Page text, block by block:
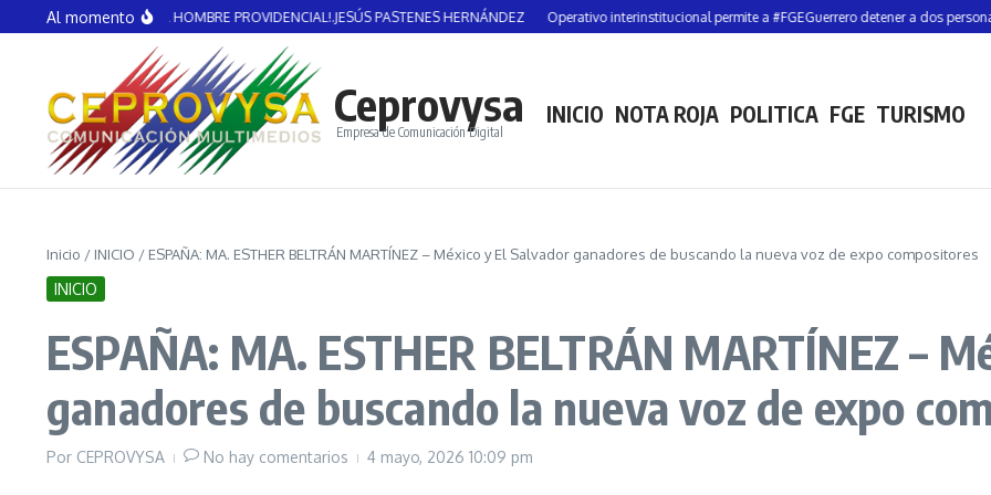
Saltar al contenido
Al momento
¡EL HOMBRE PROVIDENCIAL!.JESÚS PASTENES HERNÁNDEZ Operativo interinstitucional permite a #FGEGuerrero detener a dos personas y
Ceprovysa
Empresa de Comunicación Digital
INICIO NOTA ROJA POLITICA FGE TURISMO
Inicio / INICIO / ESPAÑA: MA. ESTHER BELTRÁN MARTÍNEZ – México y El Salvador ganadores de buscando la nueva voz de expo compositores
INICIO
ESPAÑA: MA. ESTHER BELTRÁN MARTÍNEZ –
ganadores de buscando la nueva voz de expo
Por CEPROVYSA No hay comentarios 4 mayo, 2026 10:09 pm